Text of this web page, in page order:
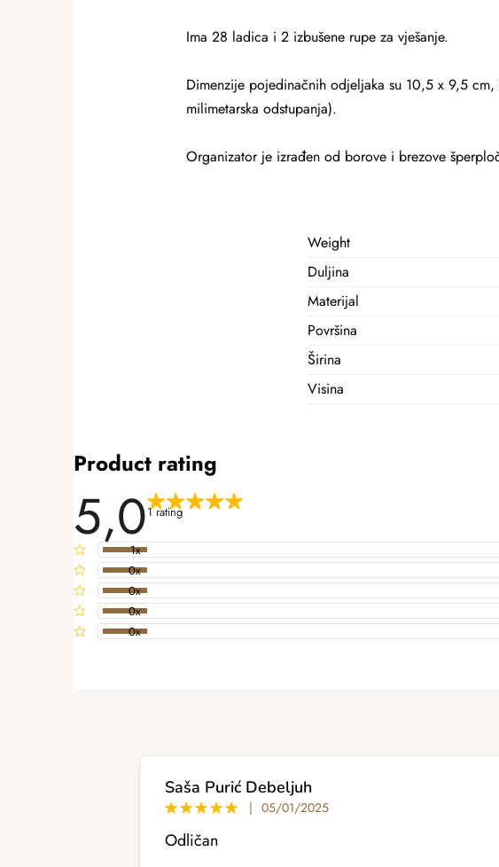
Ima 28 ladica i 2 izbušene rupe za vješanje.
Dimenzije pojedinačnih odjeljaka su 10,5 x 9,5
milimetarska odstupanja).
Organizator je izrađen od borove i brezove
Weight
Duljina
Materijal
Površina
Širina
Visina
Product rating
5,01 rating
1x
0x
0x
0x
0x
Saša Purić Debeljuh
| 05/01/2025
Odličan